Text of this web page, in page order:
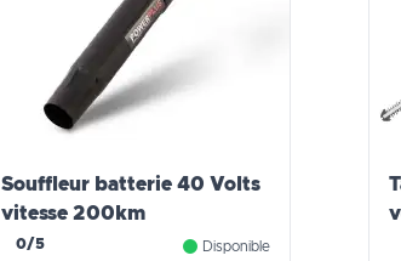
Souffleur batterie 40 Volts
vitesse 200km
0/5 Disponible